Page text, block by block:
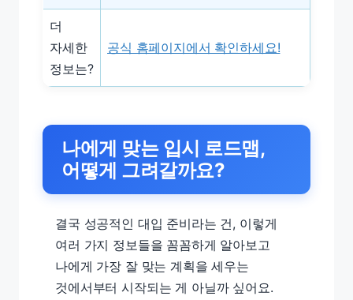
더
자세한
정보는?
공식 홈페이지에서 확인하세요!
나에게 맞는 입시 로드맵,
어떻게 그려갈까요?
결국 성공적인 대입 준비라는 건, 이렇게
여러 가지 정보들을 꼼꼼하게 알아보고
나에게 가장 잘 맞는 계획을 세우는
것에서부터 시작되는 게 아닐까 싶어요.